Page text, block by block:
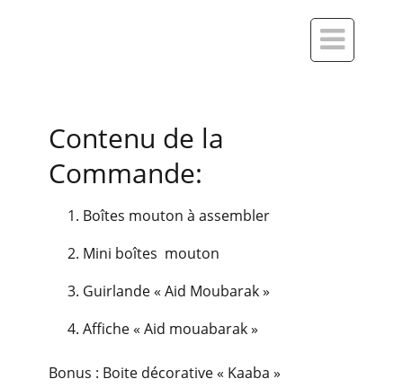

Contenu de la
Commande:
Boîtes mouton à assembler
Mini boîtes mouton
Guirlande « Aid Moubarak »
Affiche « Aid mouabarak »
Bonus : Boite décorative « Kaaba »